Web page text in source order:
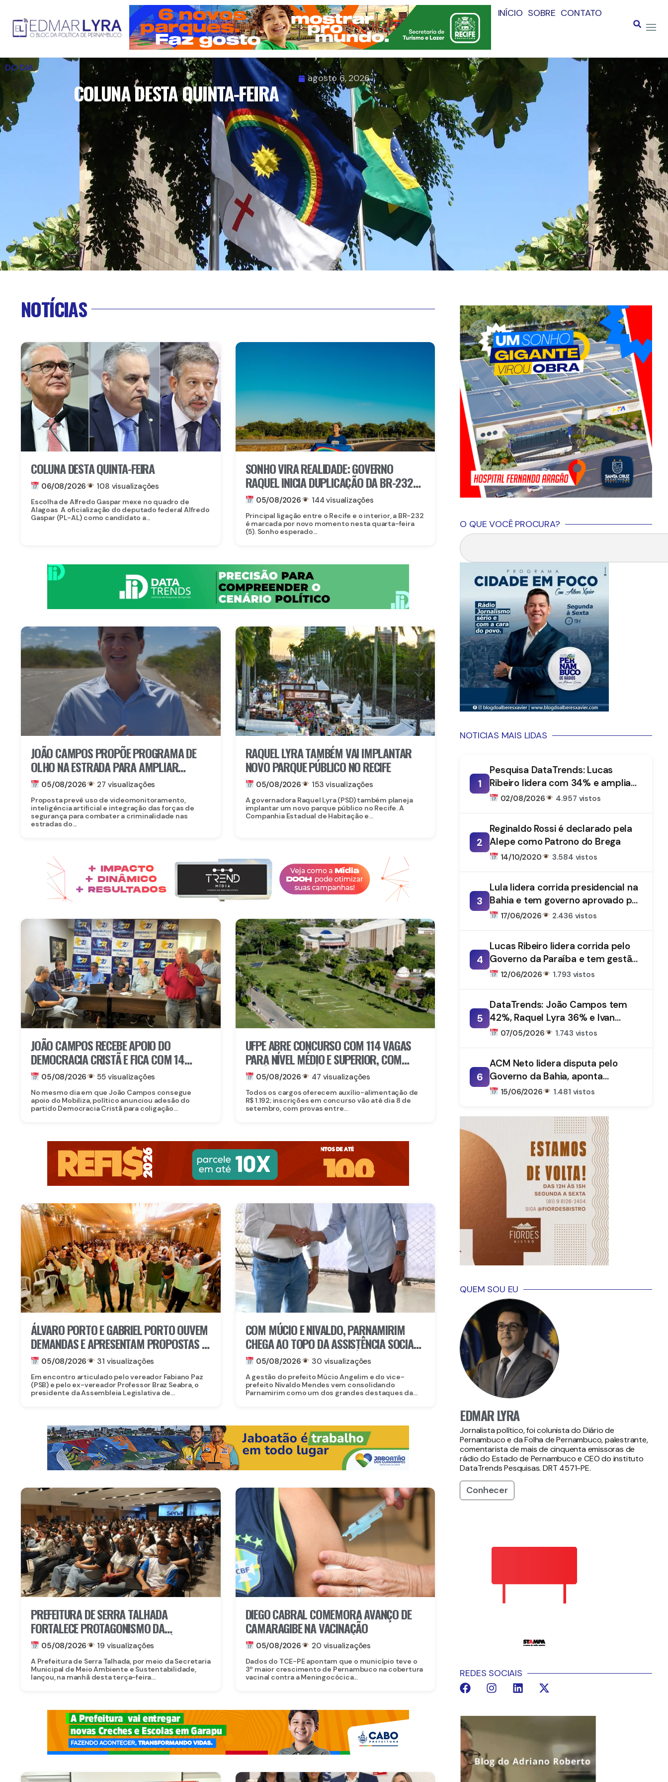
INÍCIO SOBRE CONTATO
DO DIA
agosto 6, 2026
COLUNA DESTA QUINTA-FEIRA
NOTÍCIAS
COLUNA DESTA QUINTA-FEIRA
06/08/2026 108 visualizações
Escolha de Alfredo Gaspar mexe no quadro de
Alagoas A oficialização do deputado federal Alfredo
Gaspar (PL-AL) como candidato a...
SONHO VIRA REALIDADE: GOVERNO
RAQUEL INICIA DUPLICAÇÃO DA BR-232
ENTRE SÃO CAETANO E BELO JARDIM
05/08/2026 144 visualizações
Principal ligação entre o Recife e o interior, a BR-232
é marcada por novo momento nesta quarta-feira
(5). Sonho esperado...
JOÃO CAMPOS PROPÕE PROGRAMA DE
OLHO NA ESTRADA PARA AMPLIAR
SEGURANÇA NAS RODOVIAS
05/08/2026 27 visualizações
Proposta prevê uso de videomonitoramento,
inteligência artificial e integração das forças de
segurança para combater a criminalidade nas
estradas do...
RAQUEL LYRA TAMBÉM VAI IMPLANTAR
NOVO PARQUE PÚBLICO NO RECIFE
05/08/2026 153 visualizações
A governadora Raquel Lyra (PSD) também planeja
implantar um novo parque público no Recife. A
Companhia Estadual de Habitação e...
JOÃO CAMPOS RECEBE APOIO DO
DEMOCRACIA CRISTÃ E FICA COM 14
PARTIDOS EM COLIGAÇÃO CONTRA
RAQUEL
05/08/2026 55 visualizações
No mesmo dia em que João Campos consegue
apoio do Mobiliza, político anunciou adesão do
partido Democracia Cristã para coligação...
UFPE ABRE CONCURSO COM 114 VAGAS
PARA NÍVEL MÉDIO E SUPERIOR, COM
SALÁRIOS DE ATÉ R$ 5,2 MIL
05/08/2026 47 visualizações
Todos os cargos oferecem auxílio-alimentação de
R$ 1.192; inscrições em concurso vão até dia 8 de
setembro, com provas entre...
ÁLVARO PORTO E GABRIEL PORTO OUVEM
DEMANDAS E APRESENTAM PROPOSTAS E
PROJETOS A LIDERANÇAS DE PAULISTA
05/08/2026 31 visualizações
Em encontro articulado pelo vereador Fabiano Paz
(PSB) e pelo ex-vereador Professor Braz Seabra, o
presidente da Assembleia Legislativa de...
COM MÚCIO E NIVALDO, PARNAMIRIM
CHEGA AO TOPO DA ASSISTÊNCIA SOCIAL
EM PERNAMBUCO: MUNICÍPIO ALCANÇA A
4ª COLOCAÇÃO ENTRE OS 184
MUNICÍPIOS DO ESTADO NA GESTÃO DO
CADASTRO ÚNICO E DO PROGRAMA
05/08/2026 30 visualizações
A gestão do prefeito Múcio Angelim e do vice-
prefeito Nivaldo Mendes vem consolidando
Parnamirim como um dos grandes destaques da...
PREFEITURA DE SERRA TALHADA
FORTALECE PROTAGONISMO DA
JUVENTUDE NO ENFRENTAMENTO ÀS
MUDANÇAS CLIMÁTICAS
05/08/2026 19 visualizações
A Prefeitura de Serra Talhada, por meio da Secretaria
Municipal de Meio Ambiente e Sustentabilidade,
lançou, na manhã desta terça-feira...
DIEGO CABRAL COMEMORA AVANÇO DE
CAMARAGIBE NA VACINAÇÃO
05/08/2026 20 visualizações
Dados do TCE-PE apontam que o município teve o
3º maior crescimento de Pernambuco na cobertura
vacinal contra a Meningocócica...
O QUE VOCÊ PROCURA?
NOTICIAS MAIS LIDAS
1
Pesquisa DataTrends: Lucas
Ribeiro lidera com 34% e amplia
vantagem na disputa pelo
02/08/2026 4.957 vistos
2
Reginaldo Rossi é declarado pela
Alepe como Patrono do Brega
14/10/2020 3.584 vistos
3
Lula lidera corrida presidencial na
Bahia e tem governo aprovado por
61%, aponta DataTrends
17/06/2026 2.436 vistos
4
Lucas Ribeiro lidera corrida pelo
Governo da Paraíba e tem gestão
aprovada por 66%, aponta
12/06/2026 1.793 vistos
5
DataTrends: João Campos tem
42%, Raquel Lyra 36% e Ivan
Moraes 1%
07/05/2026 1.743 vistos
6
ACM Neto lidera disputa pelo
Governo da Bahia, aponta
DataTrends
15/06/2026 1.481 vistos
QUEM SOU EU
EDMAR LYRA
Jornalista político, foi colunista do Diário de
Pernambuco e da Folha de Pernambuco, palestrante,
comentarista de mais de cinquenta emissoras de
rádio do Estado de Pernambuco e CEO do instituto
DataTrends Pesquisas. DRT 4571-PE.
Conhecer
REDES SOCIAIS